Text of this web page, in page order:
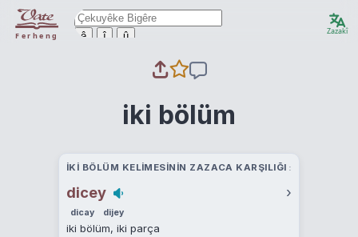
Ferheng ê î û Zazakî
iki bölüm
IKI BÖLÜM KELIMESININ ZAZACA KARŞILIĞI
dicey ›
dicay dijey
iki bölüm, iki parça